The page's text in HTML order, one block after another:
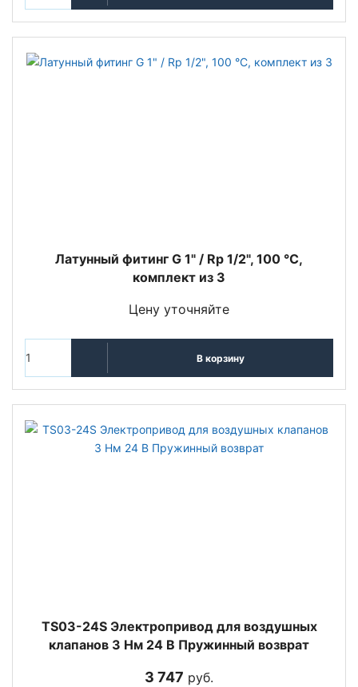
Латунный фитинг G 1" / Rp 1/2", 100 °C,
комплект из 3
Цену уточняйте
В корзину
TS03-24S Электропривод для воздушных
клапанов 3 Нм 24 В Пружинный возврат
3 747 руб.